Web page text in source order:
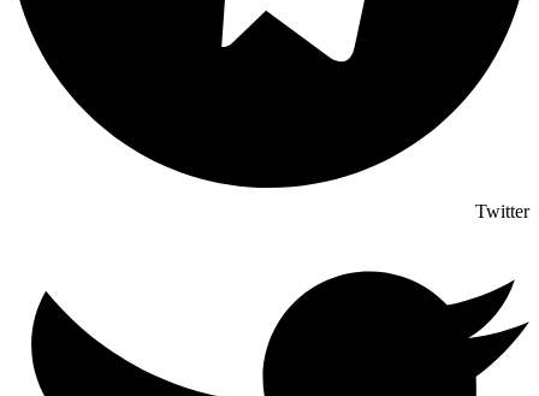
Twitter